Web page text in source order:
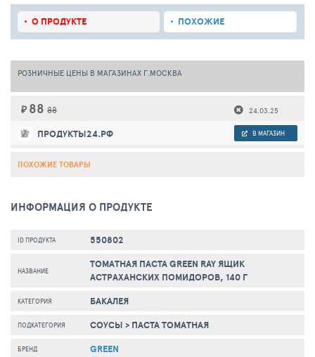
О ПРОДУКТЕ ПОХОЖИЕ
РОЗНИЧНЫЕ ЦЕНЫ В МАГАЗИНАХ Г.МОСКВА
₽ 88 88 24.03.25
ПРОДУКТЫ24.РФ В МАГАЗИН
ПОХОЖИЕ ТОВАРЫ
ИНФОРМАЦИЯ О ПРОДУКТЕ
ID ПРОДУКТА 550802
НАЗВАНИЕ
ТОМАТНАЯ ПАСТА GREEN RAY ЯЩИК
АСТРАХАНСКИХ ПОМИДОРОВ, 140 Г
КАТЕГОРИЯ БАКАЛЕЯ
ПОДКАТЕГОРИЯ СОУСЫ > ПАСТА ТОМАТНАЯ
БРЕНД GREEN